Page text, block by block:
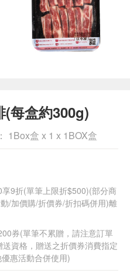
(每盒約300g)
1Box盒 x 1 x 1BOX盒
9折(單筆上限折$500)(部分商
/加價購/折價券/折扣碼併用)離
券(單筆不累贈，請注意訂單
資格，贈送之折價券消費指定
惠活動合併使用)